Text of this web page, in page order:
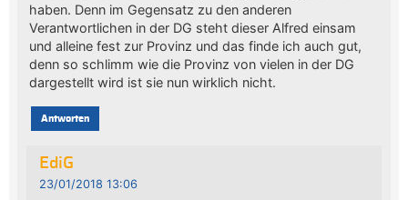
haben. Denn im Gegensatz zu den anderen
Verantwortlichen in der DG steht dieser Alfred einsam
und alleine fest zur Provinz und das finde ich auch gut,
denn so schlimm wie die Provinz von vielen in der DG
dargestellt wird ist sie nun wirklich nicht.
Antworten
EdiG
23/01/2018 13:06